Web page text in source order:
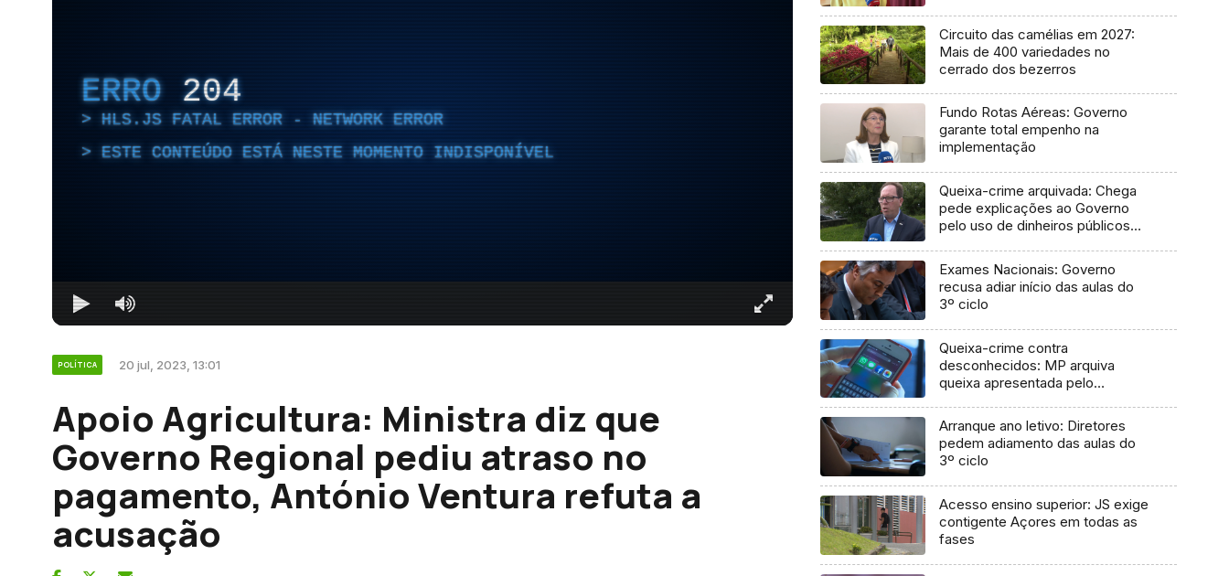
ERRO 204
HLS.JS FATAL ERROR - NETWORK ERROR
ESTE CONTEÚDO ESTÁ NESTE MOMENTO INDISPONÍVEL
POLÍTICA 20 jul, 2023, 13:01
Apoio Agricultura: Ministra diz que
Governo Regional pediu atraso no
pagamento, António Ventura refuta a
acusação
Circuito das camélias em 2027:
Mais de 400 variedades no
cerrado dos bezerros
Fundo Rotas Aéreas: Governo
garante total empenho na
implementação
Queixa-crime arquivada: Chega
pede explicações ao Governo
pelo uso de dinheiros públicos
Exames Nacionais: Governo
recusa adiar início das aulas do
3º ciclo
Queixa-crime contra
desconhecidos: MP arquiva
queixa apresentada pelo
Arranque ano letivo: Diretores
pedem adiamento das aulas do
3º ciclo
Acesso ensino superior: JS exige
contigente Açores em todas as
fases